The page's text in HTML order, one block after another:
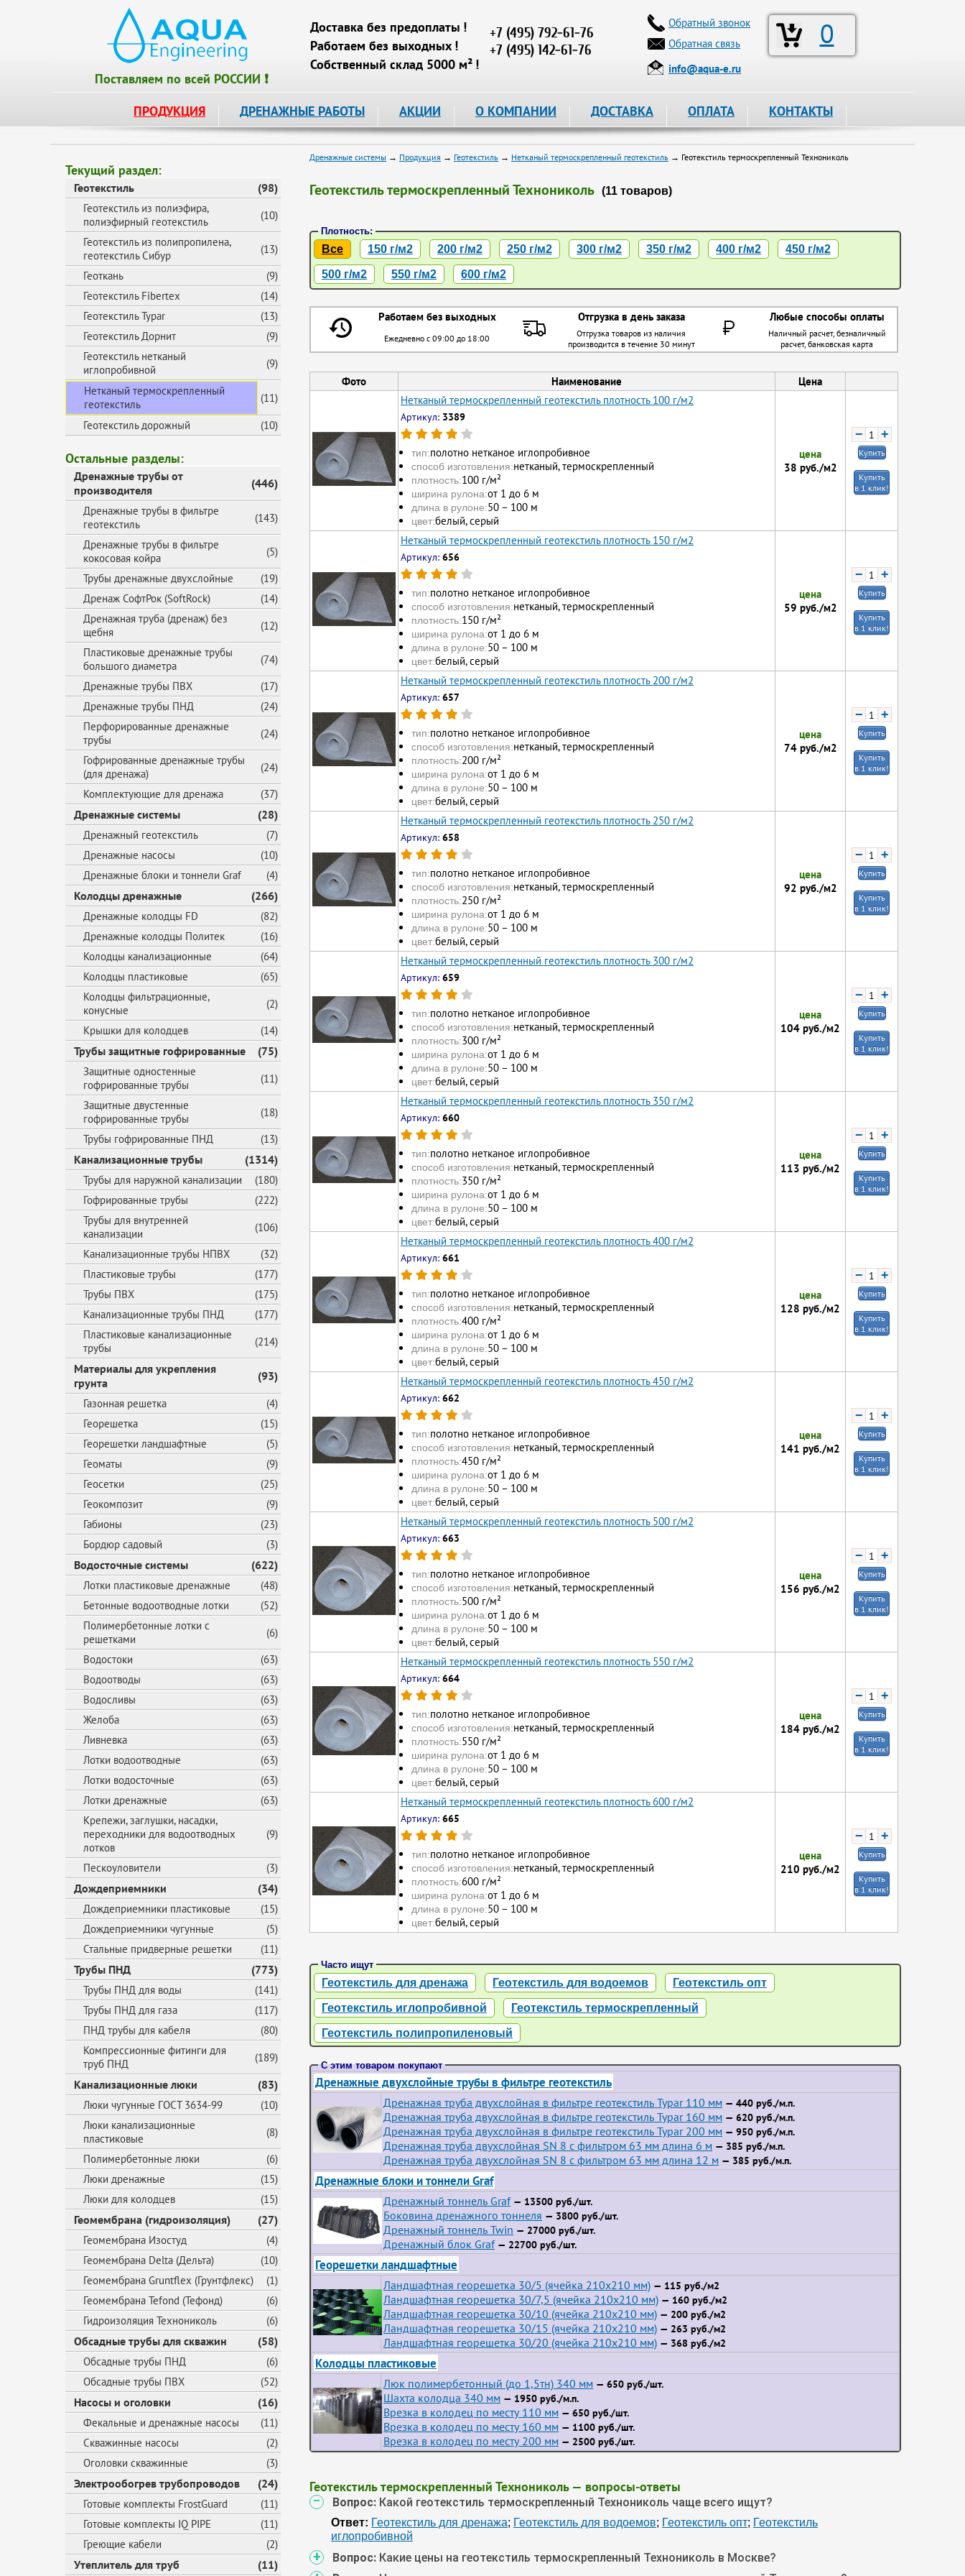
Поставляем по всей РОССИИ ❗
Доставка без предоплаты !
Работаем без выходных !
Собственный склад 5000 м² !
+7 (495) 792-61-76
+7 (495) 142-61-76
0
Обратный звонок
Обратная связь
info@aqua-e.ru
ПРОДУКЦИЯ ДРЕНАЖНЫЕ РАБОТЫ АКЦИИ О КОМПАНИИ ДОСТАВКА ОПЛАТА КОНТАКТЫ
Текущий раздел:
Геотекстиль (98)
Геотекстиль из полиэфира,
полиэфирный геотекстиль
(10)
Геотекстиль из полипропилена,
геотекстиль Сибур
(13)
Геоткань
(9)
Геотекстиль Fibertex
(14)
Геотекстиль Typar
(13)
Геотекстиль Дорнит
(9)
Геотекстиль нетканый
иглопробивной
(9)
Нетканый термоскрепленный
геотекстиль
(11)
Геотекстиль дорожный
(10)
Остальные разделы:
Дренажные трубы от
производителя
(446)
Дренажные трубы в фильтре
геотекстиль
(143)
Дренажные трубы в фильтре
кокосовая койра
(5)
Трубы дренажные двухслойные
(19)
Дренаж СофтРок (SoftRock)
(14)
Дренажная труба (дренаж) без
щебня
(12)
Пластиковые дренажные трубы
большого диаметра
(74)
Дренажные трубы ПВХ
(17)
Дренажные трубы ПНД
(24)
Перфорированные дренажные
трубы
(24)
Гофрированные дренажные трубы
(для дренажа)
(24)
Комплектующие для дренажа
(37)
Дренажные системы (28)
Дренажный геотекстиль
(7)
Дренажные насосы
(10)
Дренажные блоки и тоннели Graf
(4)
Колодцы дренажные (266)
Дренажные колодцы FD
(82)
Дренажные колодцы Политек
(16)
Колодцы канализационные
(64)
Колодцы пластиковые
(65)
Колодцы фильтрационные,
конусные
(2)
Крышки для колодцев
(14)
Трубы защитные гофрированные (75)
Защитные одностенные
гофрированные трубы
(11)
Защитные двустенные
гофрированные трубы
(18)
Трубы гофрированные ПНД
(13)
Канализационные трубы (1314)
Трубы для наружной канализации
(180)
Гофрированные трубы
(222)
Трубы для внутренней
канализации
(106)
Канализационные трубы НПВХ
(32)
Пластиковые трубы
(177)
Трубы ПВХ
(175)
Канализационные трубы ПНД
(177)
Пластиковые канализационные
трубы
(214)
Материалы для укрепления
грунта
(93)
Газонная решетка
(4)
Георешетка
(15)
Георешетки ландшафтные
(5)
Геоматы
(9)
Геосетки
(25)
Геокомпозит
(9)
Габионы
(23)
Бордюр садовый
(3)
Водосточные системы (622)
Лотки пластиковые дренажные
(48)
Бетонные водоотводные лотки
(52)
Полимербетонные лотки с
решетками
(6)
Водостоки
(63)
Водоотводы
(63)
Водосливы
(63)
Желоба
(63)
Ливневка
(63)
Лотки водоотводные
(63)
Лотки водосточные
(63)
Лотки дренажные
(63)
Крепежи, заглушки, насадки,
переходники для водоотводных
лотков
(9)
Пескоуловители (3)
Дождеприемники (34)
Дождеприемники пластиковые
(15)
Дождеприемники чугунные
(5)
Стальные придверные решетки
(11)
Трубы ПНД (773)
Трубы ПНД для воды
(141)
Трубы ПНД для газа
(117)
ПНД трубы для кабеля
(80)
Компрессионные фитинги для
труб ПНД
(189)
Канализационные люки (83)
Люки чугунные ГОСТ 3634-99
(10)
Люки канализационные
пластиковые
(8)
Полимербетонные люки
(6)
Люки дренажные
(15)
Люки для колодцев
(15)
Геомембрана (гидроизоляция) (27)
Геомембрана Изостуд
(4)
Геомембрана Delta (Дельта)
(10)
Геомембрана Gruntflex (Грунтфлекс)
(1)
Геомембрана Tefond (Тефонд)
(6)
Гидроизоляция Технониколь
(6)
Обсадные трубы для скважин (58)
Обсадные трубы ПНД
(6)
Обсадные трубы ПВХ
(52)
Насосы и оголовки (16)
Фекальные и дренажные насосы
(11)
Скважинные насосы
(2)
Оголовки скважинные
(3)
Электрообогрев трубопроводов (24)
Готовые комплекты FrostGuard
(11)
Готовые комплекты IQ PIPE
(11)
Греющие кабели
(2)
Утеплитель для труб (11)
Дренажные системы → Продукция → Геотекстиль → Нетканый термоскрепленный геотекстиль → Геотекстиль термоскрепленный Технониколь
Геотекстиль термоскрепленный Технониколь (11 товаров)
Плотность:
Все 150 г/м2 200 г/м2 250 г/м2 300 г/м2 350 г/м2 400 г/м2 450 г/м2
500 г/м2 550 г/м2 600 г/м2
Работаем без выходных Отгрузка в день заказа Любые способы оплаты
Ежедневно с 09:00 до 18:00
Отгрузка товаров из наличия
производится в течение 30 минут
Наличный расчет, безналичный
расчет, банковская карта
Фото Наименование
Цена
Нетканый термоскрепленный геотекстиль плотность 100 г/м2
Артикул: 3389
тип:полотно нетканое иглопробивное
способ изготовления:нетканый, термоскрепленный
плотность:100 г/м²
ширина рулона:от 1 до 6 м
длина в рулоне:50 – 100 м
цвет:белый, серый
цена
38 руб./м2
− +
Купить
Купить
в 1 клик!
Нетканый термоскрепленный геотекстиль плотность 150 г/м2
Артикул: 656
тип:полотно нетканое иглопробивное
способ изготовления:нетканый, термоскрепленный
плотность:150 г/м²
ширина рулона:от 1 до 6 м
длина в рулоне:50 – 100 м
цвет:белый, серый
цена
59 руб./м2
− +
Купить
Купить
в 1 клик!
Нетканый термоскрепленный геотекстиль плотность 200 г/м2
Артикул: 657
тип:полотно нетканое иглопробивное
способ изготовления:нетканый, термоскрепленный
плотность:200 г/м²
ширина рулона:от 1 до 6 м
длина в рулоне:50 – 100 м
цвет:белый, серый
цена
74руб./м2
− +
Купить
Купить
в 1 клик!
Нетканый термоскрепленный геотекстиль плотность 250 г/м2
Артикул: 658
тип:полотно нетканое иглопробивное
способ изготовления:нетканый, термоскрепленный
плотность:250 г/м²
ширина рулона:от 1 до 6 м
длина в рулоне:50 – 100 м
цвет:белый, серый
цена
92 руб./м2
− +
Купить
Купить
в 1 клик!
Нетканый термоскрепленный геотекстиль плотность 300 г/м2
Артикул: 659
тип:полотно нетканое иглопробивное
способ изготовления:нетканый, термоскрепленный
плотность:300 г/м²
ширина рулона:от 1 до 6 м
длина в рулоне:50 – 100 м
цвет:белый, серый
цена
104 руб./м2
− +
Купить
Купить
в 1 клик!
Нетканый термоскрепленный геотекстиль плотность 350 г/м2
Артикул: 660
тип:полотно нетканое иглопробивное
способ изготовления:нетканый, термоскрепленный
плотность:350 г/м²
ширина рулона:от 1 до 6 м
длина в рулоне:50 – 100 м
цвет:белый, серый
цена
113 руб./м2
− +
Купить
Купить
в 1 клик!
Нетканый термоскрепленный геотекстиль плотность 400 г/м2
Артикул: 661
тип:полотно нетканое иглопробивное
способ изготовления:нетканый, термоскрепленный
плотность:400 г/м²
ширина рулона:от 1 до 6 м
длина в рулоне:50 – 100 м
цвет:белый, серый
цена
128 руб./м2
− +
Купить
Купить
в 1 клик!
Нетканый термоскрепленный геотекстиль плотность 450 г/м2
Артикул: 662
тип:полотно нетканое иглопробивное
способ изготовления:нетканый, термоскрепленный
плотность:450 г/м²
ширина рулона:от 1 до 6 м
длина в рулоне:50 – 100 м
цвет:белый, серый
цена
141 руб./м2
− +
Купить
Купить
в 1 клик!
Нетканый термоскрепленный геотекстиль плотность 500 г/м2
Артикул: 663
тип:полотно нетканое иглопробивное
способ изготовления:нетканый, термоскрепленный
плотность:500 г/м²
ширина рулона:от 1 до 6 м
длина в рулоне:50 – 100 м
цвет:белый, серый
цена
156 руб./м2
− +
Купить
Купить
в 1 клик!
Нетканый термоскрепленный геотекстиль плотность 550 г/м2
Артикул: 664
тип:полотно нетканое иглопробивное
способ изготовления:нетканый, термоскрепленный
плотность:550 г/м²
ширина рулона:от 1 до 6 м
длина в рулоне:50 – 100 м
цвет:белый, серый
цена
184 руб./м2
− +
Купить
Купить
в 1 клик!
Нетканый термоскрепленный геотекстиль плотность 600 г/м2
Артикул: 665
тип:полотно нетканое иглопробивное
способ изготовления:нетканый, термоскрепленный
плотность:600 г/м²
ширина рулона:от 1 до 6 м
длина в рулоне:50 – 100 м
цвет:белый, серый
цена
210 руб./м2
− +
Купить
Купить
в 1 клик!
Часто ищут
Геотекстиль для дренажа Геотекстиль для водоемов Геотекстиль опт
Геотекстиль иглопробивной Геотекстиль термоскрепленный
Геотекстиль полипропиленовый
С этим товаром покупают
Дренажные двухслойные трубы в фильтре геотекстиль
Дренажная труба двухслойная в фильтре геотекстиль Typar 110 мм — 440 руб./м.п.
Дренажная труба двухслойная в фильтре геотекстиль Typar 160 мм — 620 руб./м.п.
Дренажная труба двухслойная в фильтре геотекстиль Typar 200 мм — 950 руб./м.п.
Дренажная труба двухслойная SN 8 с фильтром 63 мм длина 6 м — 385 руб./м.п.
Дренажная труба двухслойная SN 8 с фильтром 63 мм длина 12 м — 385 руб./м.п.
Дренажные блоки и тоннели Graf
Дренажный тоннель Graf— 13500 руб./шт.
Боковина дренажного тоннеля — 3800 руб./шт.
Дренажный тоннель Twin — 27000 руб./шт.
Дренажный блок Graf— 22700 руб./шт.
Георешетки ландшафтные
Ландшафтная георешетка 30/5 (ячейка 210x210 мм) — 115 руб./м2
Ландшафтная георешетка 30/7,5 (ячейка 210x210 мм) — 160 руб./м2
Ландшафтная георешетка 30/10 (ячейка 210x210 мм) — 200 руб./м2
Ландшафтная георешетка 30/15 (ячейка 210x210 мм) — 263 руб./м2
Ландшафтная георешетка 30/20 (ячейка 210x210 мм) — 368 руб./м2
Колодцы пластиковые
Люк полимербетонный (до 1,5тн) 340 мм — 650 руб./шт.
Шахта колодца 340 мм — 1950 руб./м.п.
Врезка в колодец по месту 110 мм — 650 руб./шт.
Врезка в колодец по месту 160 мм — 1100 руб./шт.
Врезка в колодец по месту 200 мм — 2500 руб./шт.
Геотекстиль термоскрепленный Технониколь — вопросы-ответы
Вопрос: Какой геотекстиль термоскрепленный Технониколь чаще всего ищут?
Ответ: Геотекстиль для дренажа; Геотекстиль для водоемов; Геотекстиль опт; Геотекстиль
иглопробивной
Вопрос: Какие цены на геотекстиль термоскрепленный Технониколь в Москве?